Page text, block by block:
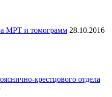
МРТ и томограмм 28.10.2016
крестцового отдела